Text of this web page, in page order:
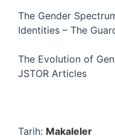
The Gender
Identities – The
The Evolution of
JSTOR Articles
Tarih: Makaleler